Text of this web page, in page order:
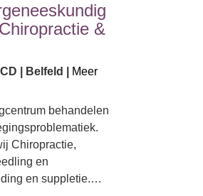
&
| Belfeld |
Meer
behandelen
Chiropractie,
en
en suppletie.…